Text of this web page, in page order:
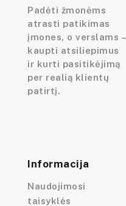
Padėti žmonėms
atrasti patikimas
įmones, o verslams –
kaupti atsiliepimus
ir kurti pasitikėjimą
per realią klientų
patirtį.
Informacija
Naudojimosi
taisyklės